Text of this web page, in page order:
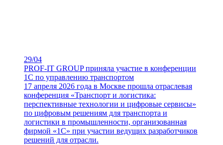
29/04
PROF-IT GROUP приняла участие в конференции
1С по управлению транспортом
17 апреля 2026 года в Москве прошла отраслевая
конференция «Транспорт и логистика:
перспективные технологии и цифровые сервисы»
по цифровым решениям для транспорта и
логистики в промышленности, организованная
фирмой «1С» при участии ведущих разработчиков
решений для отрасли.